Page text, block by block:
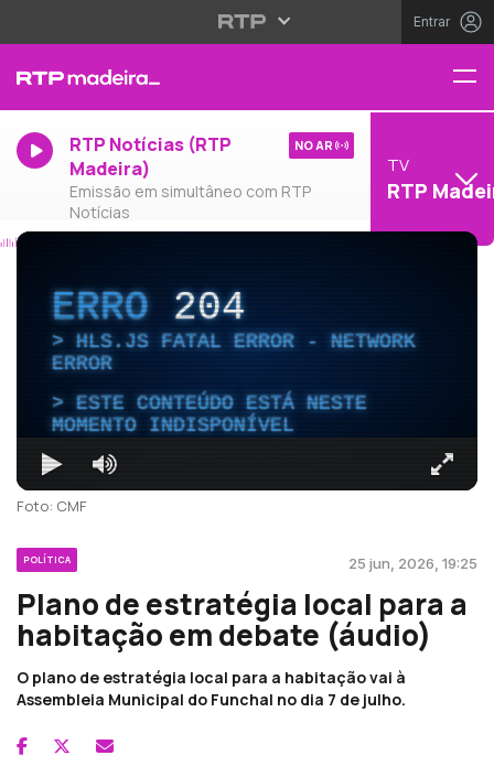
Entrar
RTP Notícias (RTP
Madeira)
Emissão em simultâneo com RTP
Notícias
NO AR
TV
RTP
ERRO204
HLS.JS FATAL ERROR - NETWORK
ERROR
ESTE CONTEÚDO ESTÁ NESTE
MOMENTO INDISPONÍVEL
Foto: CMF
POLÍTICA 25 jun, 2026, 19:25
Plano de estratégia local para a
habitação em debate (áudio)
O plano de estratégia local para a habitação vai à
Assembleia Municipal do Funchal no dia 7 de julho.